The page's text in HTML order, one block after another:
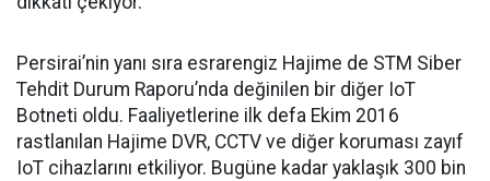
Persirai’nin yanı sıra esrarengiz Hajime de STM Siber
Tehdit Durum Raporu’nda değinilen bir diğer IoT
Botneti oldu. Faaliyetlerine ilk defa Ekim 2016
rastlanılan Hajime DVR, CCTV ve diğer koruması zayıf
IoT cihazlarını etkiliyor. Bugüne kadar yaklaşık 300 bin